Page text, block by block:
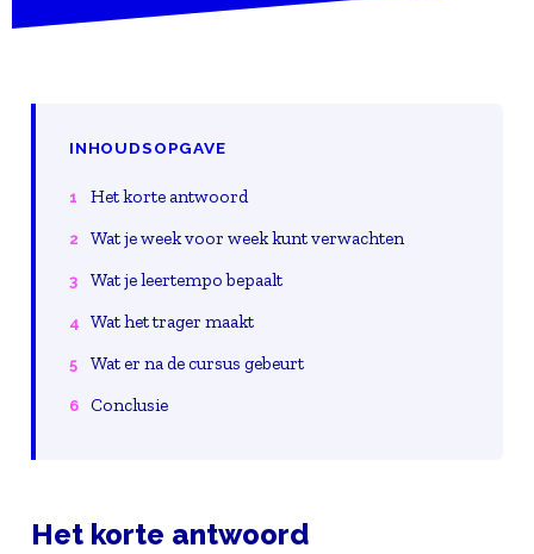
INHOUDSOPGAVE
Het korte antwoord
Wat je week voor week kunt verwachten
Wat je leertempo bepaalt
Wat het trager maakt
Wat er na de cursus gebeurt
Conclusie
Het korte antwoord